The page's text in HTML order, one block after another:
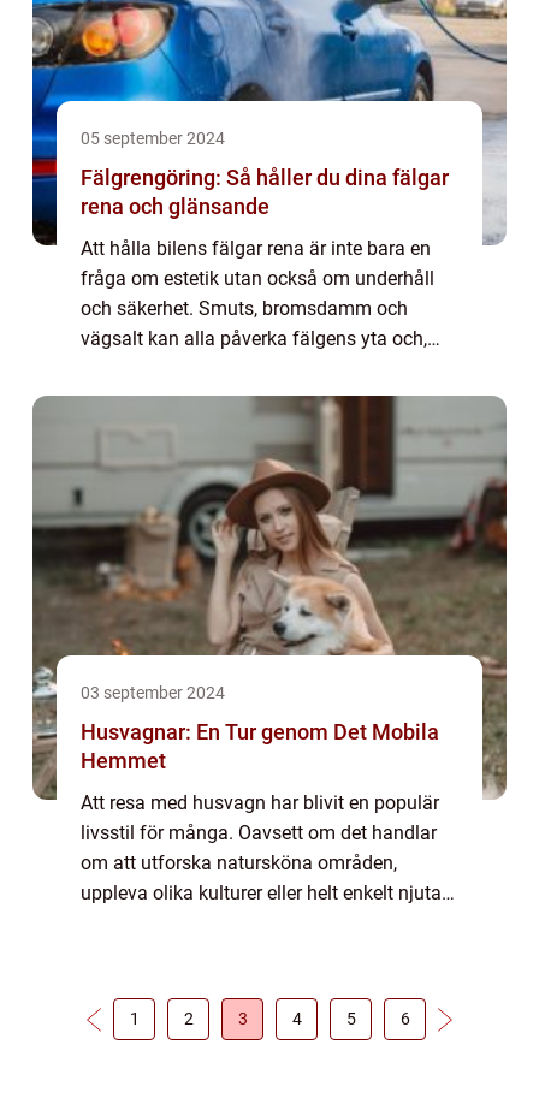
05 september 2024
Fälgrengöring: Så håller du dina fälgar
rena och glänsande
Att hålla bilens fälgar rena är inte bara en
fråga om estetik utan också om underhåll
och säkerhet. Smuts, bromsdamm och
vägsalt kan alla påverka fälgens yta och,
03 september 2024
Husvagnar: En Tur genom Det Mobila
Hemmet
Att resa med husvagn har blivit en populär
livsstil för många. Oavsett om det handlar
om att utforska natursköna områden,
uppleva olika kulturer eller helt enkelt njuta
1 2 3 4 5 6